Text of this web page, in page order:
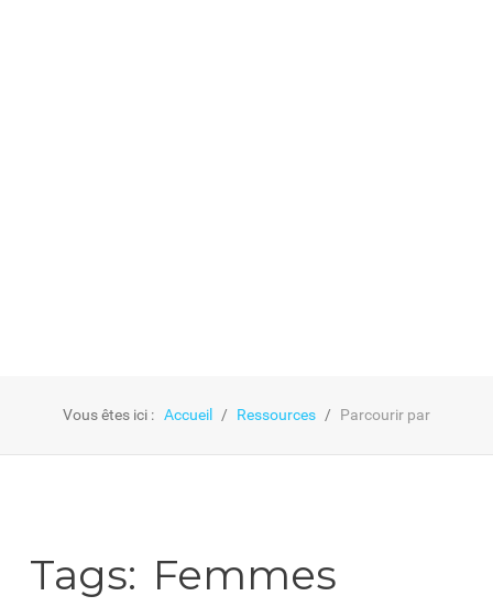
Vous êtes ici : Accueil Ressources Parcourir par
Tags: Femmes